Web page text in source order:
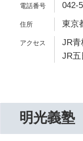
042-
東京
JR青
JR五
明光義塾